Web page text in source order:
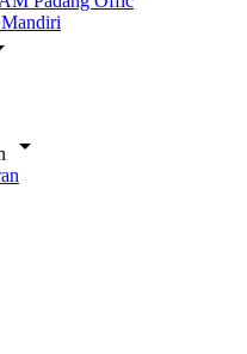
arrow_drop_down